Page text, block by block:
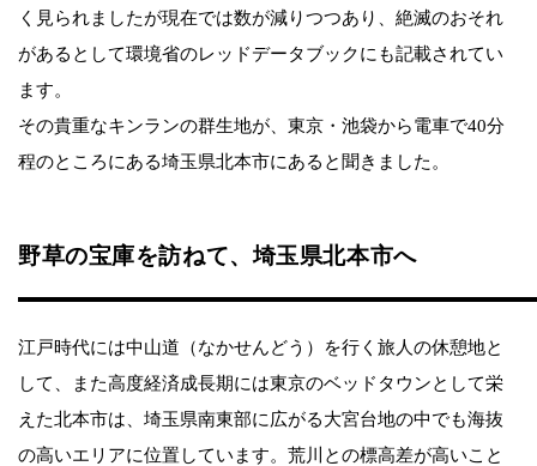
く見られましたが現在では数が減りつつあり、絶滅のおそれ
があるとして環境省のレッドデータブックにも記載されてい
ます。
その貴重なキンランの群生地が、東京・池袋から電車で40分
程のところにある埼玉県北本市にあると聞きました。
野草の宝庫を訪ねて、埼玉県北本市へ
江戸時代には中山道（なかせんどう）を行く旅人の休憩地と
して、また高度経済成長期には東京のベッドタウンとして栄
えた北本市は、埼玉県南東部に広がる大宮台地の中でも海抜
の高いエリアに位置しています。荒川との標高差が高いこと